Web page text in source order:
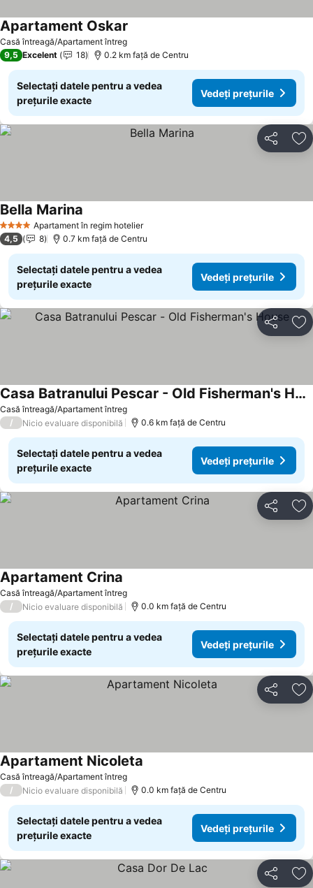
Casă întreagă/Apartament întreg
Apartament Oskar
9,5 Excelent 18 0.2 km faţă de Centru
Selectați datele pentru a vedea
prețurile exacte
Vedeți prețurile
Distribuiți
4 Stele Apartament în regim hotelier
Bella Marina
4,5 8 0.7 km faţă de Centru
Selectați datele pentru a vedea
prețurile exacte
Vedeți prețurile
Distribuiți
Casă întreagă/Apartament întreg
Casa Batranului Pescar - Old Fisherman's House
/ Nicio evaluare disponibilă 0.6 km faţă de Centru
Selectați datele pentru a vedea
prețurile exacte
Vedeți prețurile
Distribuiți
Casă întreagă/Apartament întreg
Apartament Crina
/ Nicio evaluare disponibilă 0.0 km faţă de Centru
Selectați datele pentru a vedea
prețurile exacte
Vedeți prețurile
Distribuiți
Casă întreagă/Apartament întreg
Apartament Nicoleta
/ Nicio evaluare disponibilă 0.0 km faţă de Centru
Selectați datele pentru a vedea
prețurile exacte
Vedeți prețurile
Distribuiți